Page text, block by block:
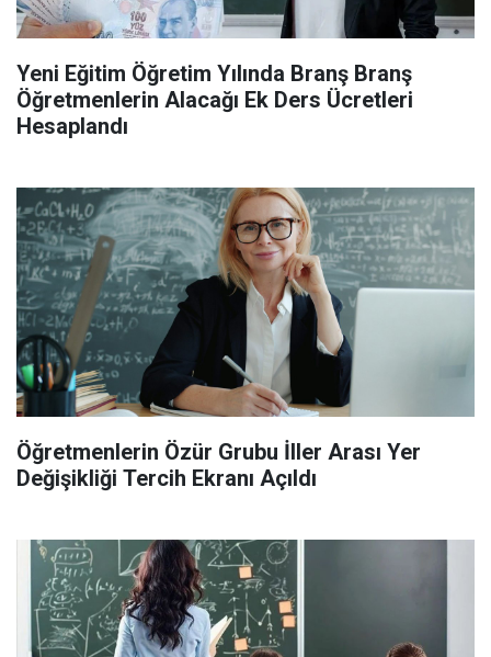
Yeni Eğitim Öğretim Yılında Branş Branş
Öğretmenlerin Alacağı Ek Ders Ücretleri
Hesaplandı
Öğretmenlerin Özür Grubu İller Arası Yer
Değişikliği Tercih Ekranı Açıldı